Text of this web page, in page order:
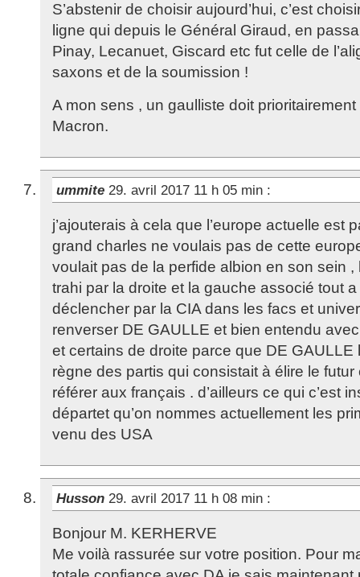
S’abstenir de choisir aujourd’hui, c’est
ligne qui depuis le Général Giraud, en
Pinay, Lecanuet, Giscard etc fut celle de
saxons et de la soumission !
A mon sens , un gaulliste doit
Macron.
ummite 29. avril 2017 11 h 05 min :
j’ajouterais à cela que l’europe actuelle est
grand charles ne voulais pas de cette
voulait pas de la perfide albion en son sein
trahi par la droite et la gauche associé tout
déclencher par la CIA dans les facs et
renverser DE GAULLE et bien entendu
et certains de droite parce que DE GAULLE
règne des partis qui consistait à élire le futur
référer aux français . d’ailleurs ce qui c’est
départet qu’on nommes actuellement les
venu des USA
Husson 29. avril 2017 11 h 08 min :
Bonjour M. KERHERVE
Me voilà rassurée sur votre position. Pour